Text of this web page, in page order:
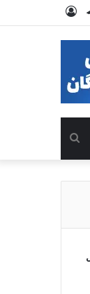
تلگرام
برای